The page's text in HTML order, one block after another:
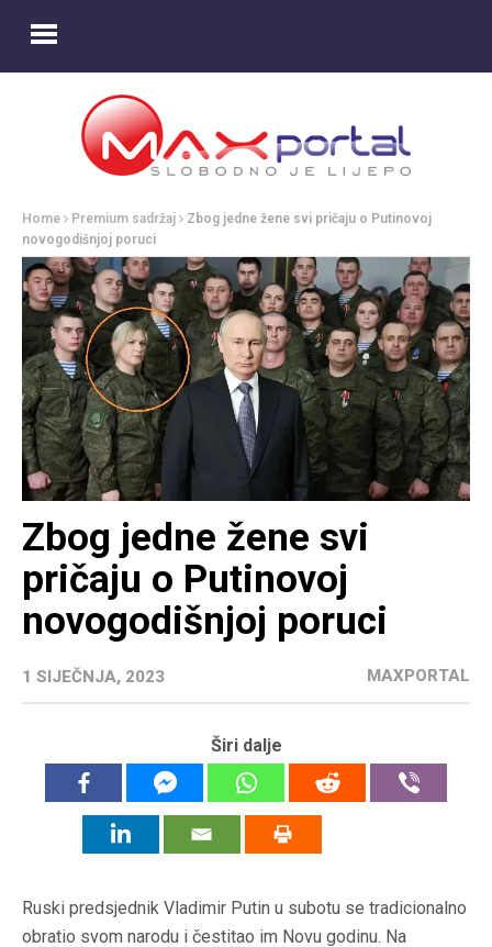
Home Premium sadržaj
Zbog jedne žene svi pričaju o Putinovoj
novogodišnjoj poruci
Zbog jedne žene svi
pričaju o Putinovoj
novogodišnjoj poruci
1 SIJEČNJA, 2023 MAXPORTAL
Širi dalje
Ruski predsjednik Vladimir Putin u subotu se tradicionalno
obratio svom narodu i čestitao im Novu godinu. Na